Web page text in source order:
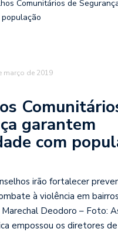
Comunitários de
março de 2019
garantem
com
irão fortalecer
à violência em
Deodoro – Foto:
empossou os diretores